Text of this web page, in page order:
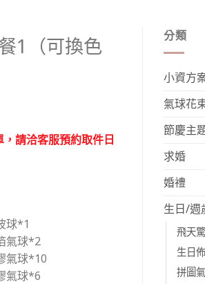
1（可換色
請洽客服預約取件日
球*1
氣球*2
氣球*10
氣球*6
分類
小資方
氣球花
節慶主
求婚
婚禮
生日/週
飛天
生日
拼圖